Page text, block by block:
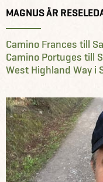
MAGNUS ÄR
Camino Frances till
Camino Portuges till
West Highland Way i